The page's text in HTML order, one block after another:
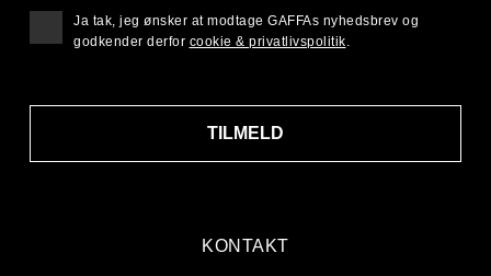
KONTAKT
TILMELD
Ja tak, jeg ønsker at modtage GAFFAs nyhedsbrev og
godkender derfor cookie & privatlivspolitik.